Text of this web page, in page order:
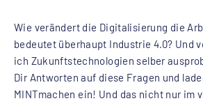
Wie verändert die Digitalisierung die
bedeutet überhaupt Industrie 4.0? Und
ich Zukunftstechnologien selber
Dir Antworten auf diese Fragen und
MINTmachen ein! Und das nicht nur im